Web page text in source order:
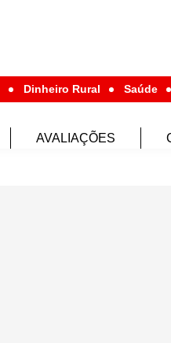
Dinheiro Rural Saúde
AVALIAÇÕES